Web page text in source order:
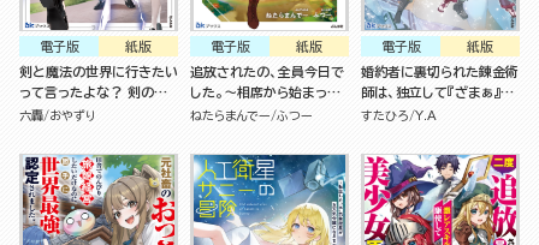
紙版
電子版
剣と魔法の世界に行きたい
って言ったよな？ 剣の魔
法じゃなくてさ？ ～ギフト
少女たちと駆け抜ける～
六轟 おやずり
紙版
電子版
追放されたの、全員今日で
した。～相席から始まった
仮パーティーが噛み合いす
ます～
ねたらまんでー ふつー
紙版
電子版
婚約者に裏切られた錬金術
師は、独立して『ざまぁ』し
ます(3)
すたひろ Y.A